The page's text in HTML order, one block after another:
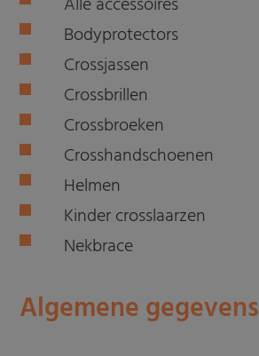
Bodyprotectors
Crossjassen
Crossbrillen
Crossbroeken
Crosshandschoenen
Helmen
Kinder crosslaarzen
Nekbrace
Algemene gegevens